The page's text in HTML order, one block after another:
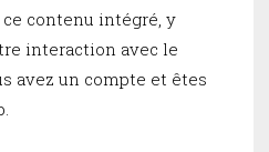
contenu intégré, y
interaction avec le
avez un compte et êtes